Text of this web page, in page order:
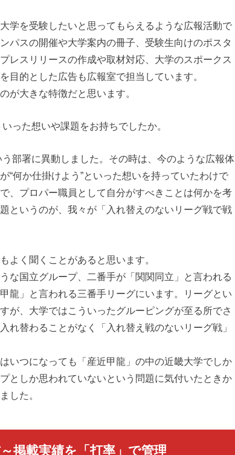
学を受験したいと思ってもらえるような広報活動で
パスの開催や大学案内の冊子、受験生向けのポスタ
レスリリースの作成や取材対応、大学のスポークス
目的とした広告も広報室で担当しています。
が大きな特徴だと思います。
った想いや課題をお持ちでしたか。
部署に異動しました。その時は、今のような広報体
“何か仕掛けよう”といった想いを持っていたわけで
、プロパー職員として自分がすべきことは何かを考
というのが、我々が「入れ替えのないリーグ戦で戦
よく聞くことがあると思います。
な国立グループ、二番手が「関関同立」と言われる
龍」と言われる三番手リーグにいます。リーグとい
が、大学ではこういったグルーピングが至る所でさ
れ替わることがなく「入れ替え戦のないリーグ戦」
いつになっても「産近甲龍」の中の近畿大学でしか
としか思われていないという問題に気付いたときか
した。
掲載実績を「打率」で管理